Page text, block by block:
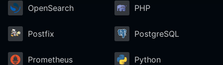
OpenSearch PHP
Postfix PostgreSQL
Prometheus Python